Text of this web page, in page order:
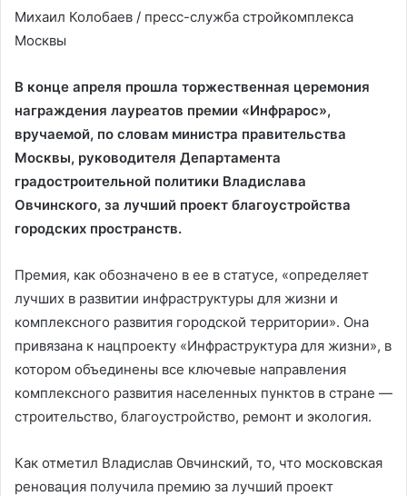
Михаил Колобаев / пресс-служба стройкомплекса
Москвы
В конце апреля прошла торжественная церемония
награждения лауреатов премии «Инфрарос»,
вручаемой, по словам министра правительства
Москвы, руководителя Департамента
градостроительной политики Владислава
Овчинского, за лучший проект благоустройства
городских пространств.
Премия, как обозначено в ее в статусе, «определяет
лучших в развитии инфраструктуры для жизни и
комплексного развития городской территории». Она
привязана к нацпроекту «Инфраструктура для жизни», в
котором объединены все ключевые направления
комплексного развития населенных пунктов в стране —
строительство, благоустройство, ремонт и экология.
Как отметил Владислав Овчинский, то, что московская
реновация получила премию за лучший проект